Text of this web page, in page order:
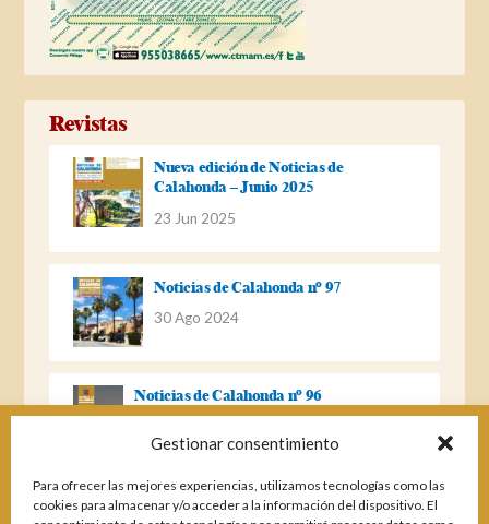
Gestionar consentimiento
Para ofrecer las mejores experiencias, utilizamos tecnologías como las
cookies para almacenar y/o acceder a la información del dispositivo. El
Revistas
Nueva edición de Noticias de
Calahonda – Junio 2025
23 Jun 2025
Noticias de Calahonda nº 97
30 Ago 2024
Noticias de Calahonda nº 96
Noticias de Calahonda Nº 95